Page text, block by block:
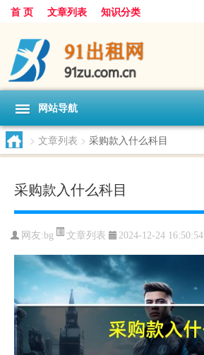
首 页 文章列表 知识分类
网站导航
> 文章列表 > 采购款入什么科目
采购款入什么科目
网友:bg 文章列表 2024-12-24 16:50:54